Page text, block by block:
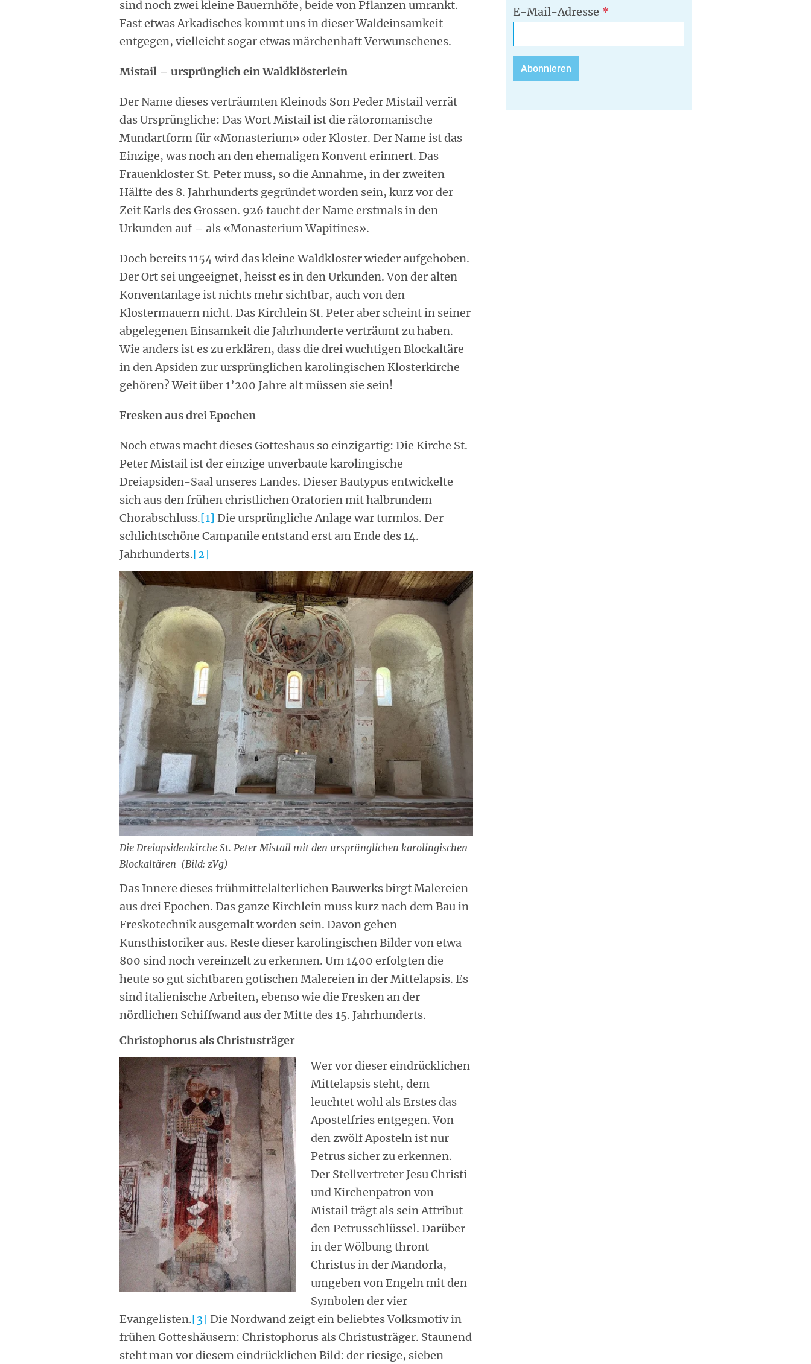
sind noch zwei kleine Bauernhöfe, beide von Pflanzen umrankt.
Fast etwas Arkadisches kommt uns in dieser Waldeinsamkeit
entgegen, vielleicht sogar etwas märchenhaft Verwunschenes.
Mistail – ursprünglich ein Waldklösterlein
Der Name dieses verträumten Kleinods Son Peder Mistail verrät
das Ursprüngliche: Das Wort Mistail ist die rätoromanische
Mundartform für «Monasterium» oder Kloster. Der Name ist das
Einzige, was noch an den ehemaligen Konvent erinnert. Das
Frauenkloster St. Peter muss, so die Annahme, in der zweiten
Hälfte des 8. Jahrhunderts gegründet worden sein, kurz vor der
Zeit Karls des Grossen. 926 taucht der Name erstmals in den
Urkunden auf – als «Monasterium Wapitines».
Doch bereits 1154 wird das kleine Waldkloster wieder aufgehoben.
Der Ort sei ungeeignet, heisst es in den Urkunden. Von der alten
Konventanlage ist nichts mehr sichtbar, auch von den
Klostermauern nicht. Das Kirchlein St. Peter aber scheint in seiner
abgelegenen Einsamkeit die Jahrhunderte verträumt zu haben.
Wie anders ist es zu erklären, dass die drei wuchtigen Blockaltäre
in den Apsiden zur ursprünglichen karolingischen Klosterkirche
gehören? Weit über 1’200 Jahre alt müssen sie sein!
Fresken aus drei Epochen
Noch etwas macht dieses Gotteshaus so einzigartig: Die Kirche St.
Peter Mistail ist der einzige unverbaute karolingische
Dreiapsiden-Saal unseres Landes. Dieser Bautypus entwickelte
sich aus den frühen christlichen Oratorien mit halbrundem
Chorabschluss.[1] Die ursprüngliche Anlage war turmlos. Der
schlichtschöne Campanile entstand erst am Ende des 14.
Jahrhunderts.[2]
Die Dreiapsidenkirche St. Peter Mistail mit den ursprünglichen karolingischen
Blockaltären (Bild: zVg)
Das Innere dieses frühmittelalterlichen Bauwerks birgt Malereien
aus drei Epochen. Das ganze Kirchlein muss kurz nach dem Bau in
Freskotechnik ausgemalt worden sein. Davon gehen
Kunsthistoriker aus. Reste dieser karolingischen Bilder von etwa
800 sind noch vereinzelt zu erkennen. Um 1400 erfolgten die
heute so gut sichtbaren gotischen Malereien in der Mittelapsis. Es
sind italienische Arbeiten, ebenso wie die Fresken an der
nördlichen Schiffwand aus der Mitte des 15. Jahrhunderts.
Christophorus als Christusträger
Wer vor dieser eindrücklichen
Mittelapsis steht, dem
leuchtet wohl als Erstes das
Apostelfries entgegen. Von
den zwölf Aposteln ist nur
Petrus sicher zu erkennen.
Der Stellvertreter Jesu Christi
und Kirchenpatron von
Mistail trägt als sein Attribut
den Petrusschlüssel. Darüber
in der Wölbung thront
Christus in der Mandorla,
umgeben von Engeln mit den
Symbolen der vier
Evangelisten.[3] Die Nordwand zeigt ein beliebtes Volksmotiv in
frühen Gotteshäusern: Christophorus als Christusträger. Staunend
steht man vor diesem eindrücklichen Bild: der riesige, sieben
E-Mail-Adresse